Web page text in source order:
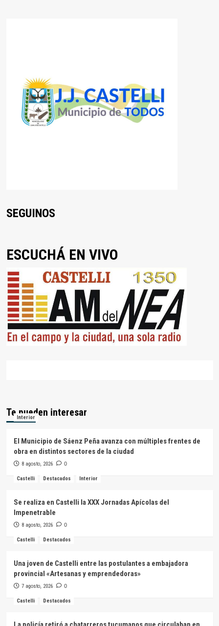
SEGUINOS
ESCUCHÁ EN VIVO
Te pueden interesar
Interior
El Municipio de Sáenz Peña avanza con múltiples frentes de
obra en distintos sectores de la ciudad
8 agosto, 2026 0
Castelli Destacados Interior
Se realiza en Castelli la XXX Jornadas Apícolas del
Impenetrable
8 agosto, 2026 0
Castelli Destacados
Una joven de Castelli entre las postulantes a embajadora
provincial «Artesanas y emprendedoras»
7 agosto, 2026 0
Castelli Destacados